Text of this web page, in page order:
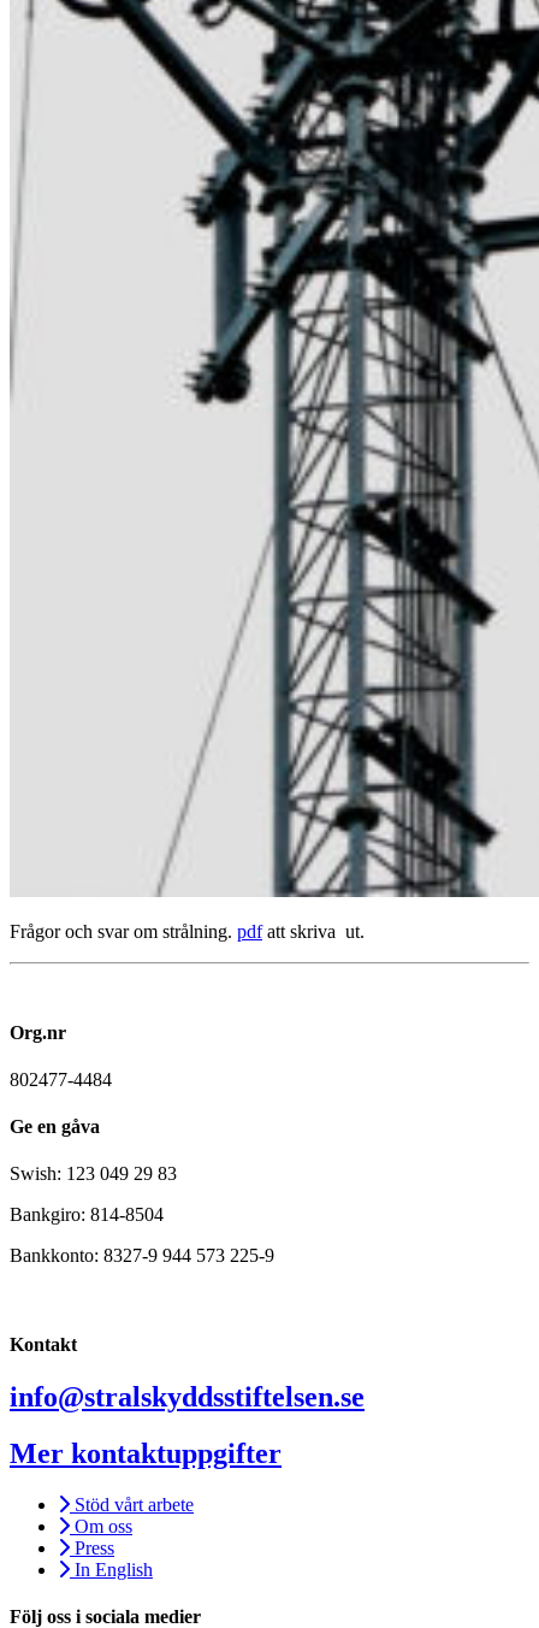
Frågor och svar om strålning. pdfatt skriva ut.
Org.nr
802477-4484
Ge en gåva
Swish: 123 049 29 83
Bankgiro: 814-8504
Bankkonto: 8327-9 944 573 225-9
Kontakt
info@stralskyddsstiftelsen.se
Mer kontaktuppgifter
Stöd vårt arbete
Om oss
Press
In English
Följ oss i sociala medier